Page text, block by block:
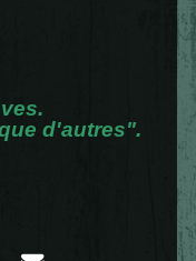
d'autres".